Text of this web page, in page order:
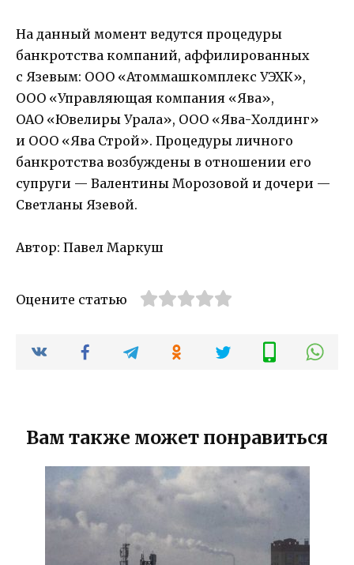
На данный момент ведутся процедуры
банкротства компаний, аффилированных
с Язевым: ООО «Атоммашкомплекс УЭХК»,
ООО «Управляющая компания «Ява»,
ОАО «Ювелиры Урала», ООО «Ява-Холдинг»
и ООО «Ява Строй». Процедуры личного
банкротства возбуждены в отношении его
супруги — Валентины Морозовой и дочери —
Светланы Язевой.
Автор: Павел Маркуш
Оцените статью
Вам также может понравиться